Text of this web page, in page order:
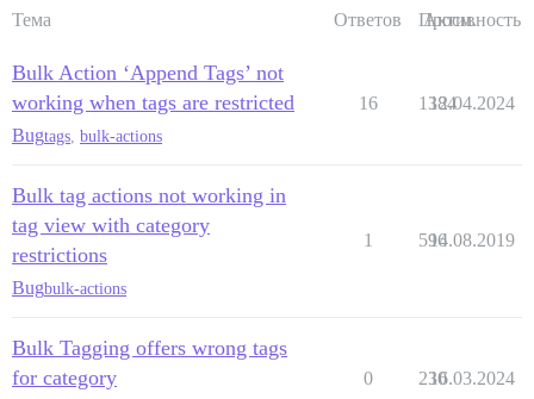
Тема Ответов Просм.
Активность
Bulk Action ‘Append Tags’ not
working when tags are restricted
Bugtags bulk-actions
16 1384
12.04.2024
Bulk tag actions not working in
tag view with category
restrictions
Bugbulk-actions
1 596
14.08.2019
Bulk Tagging offers wrong tags
for category
0 230
16.03.2024